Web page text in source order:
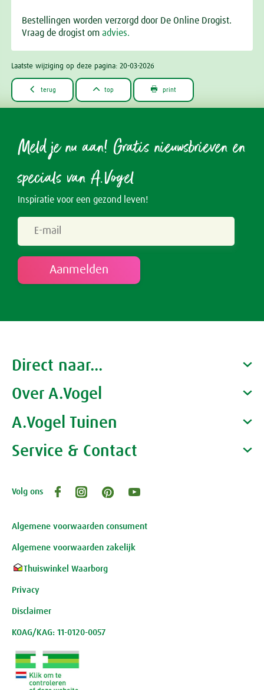
Bestellingen worden verzorgd door De Online Drogist.
Vraag de drogist om advies.
Laatste wijziging op deze pagina: 20-03-2026
 terug  top  print
Meld je nu aan! Gratis nieuwsbrieven en
specials van A.Vogel
Inspiratie voor een gezond leven!
Direct naar...
Producten
Gezondheidscoaches
Over A.Vogel
Alfred Vogel
Waarom A.Vogel kiezen
A.Vogel Tuinen
Over A.Vogel tuinen
Openingstijden, route en adres
Service & Contact
Klantenservice webwinkel
Review-richtlijnen
Volg ons
Algemene voorwaarden consument
Algemene voorwaarden zakelijk
Thuiswinkel Waarborg
Privacy
Disclaimer
KOAG/KAG: 11-0120-0057